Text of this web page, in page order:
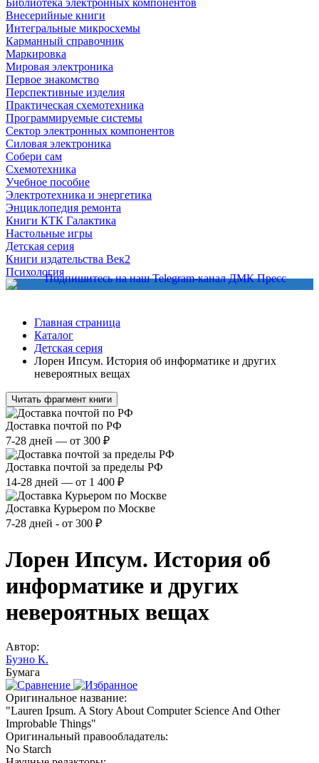
Библиотека электронных компонентов
Внесерийные книги
Интегральные микросхемы
Карманный справочник
Маркировка
Мировая электроника
Первое знакомство
Перспективные изделия
Практическая схемотехника
Программируемые системы
Сектор электронных компонентов
Силовая электроника
Собери сам
Схемотехника
Учебное пособие
Электротехника и энергетика
Энциклопедия ремонта
Книги КТК Галактика
Настольные игры
Детская серия
Книги издательства Век2
Психология
Главная страница
Каталог
Детская серия
Лорен Ипсум. История об информатике и других
невероятных вещах
Читать фрагмент книги
Доставка почтой по РФ
7-28 дней — от 300 ₽
Доставка почтой за пределы РФ
14-28 дней — от 1 400 ₽
Доставка Курьером по Москве
7-28 дней - от 300 ₽
Лорен Ипсум. История об
информатике и других
невероятных вещах
Автор:
Буэно К.
Бумага
Оригинальное название:
"Lauren Ipsum. A Story About Computer Science And Other
Improbable Things"
Оригинальный правообладатель:
No Starch